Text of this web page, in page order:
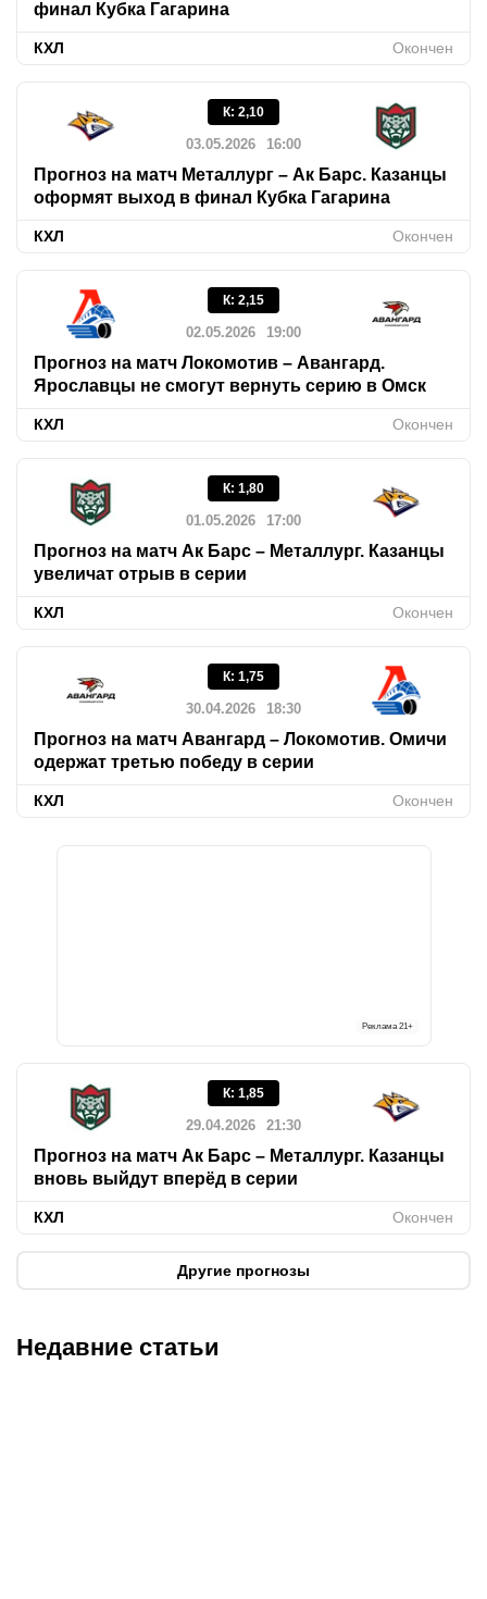
финал Кубка Гагарина
КХЛ Окончен
К: 2,10
03.05.2026 16:00
Прогноз на матч Металлург – Ак Барс. Казанцы
оформят выход в финал Кубка Гагарина
КХЛ Окончен
К: 2,15
02.05.2026 19:00
Прогноз на матч Локомотив – Авангард.
Ярославцы не смогут вернуть серию в Омск
КХЛ Окончен
К: 1,80
01.05.2026 17:00
Прогноз на матч Ак Барс – Металлург. Казанцы
увеличат отрыв в серии
КХЛ Окончен
К: 1,75
30.04.2026 18:30
Прогноз на матч Авангард – Локомотив. Омичи
одержат третью победу в серии
КХЛ Окончен
Реклама 21+
К: 1,85
29.04.2026 21:30
Прогноз на матч Ак Барс – Металлург. Казанцы
вновь выйдут вперёд в серии
КХЛ Окончен
Другие прогнозы
Недавние статьи